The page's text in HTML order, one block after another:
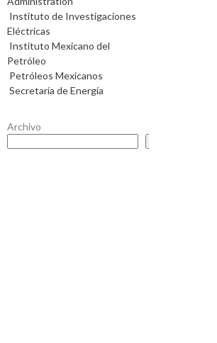
Instituto de Investigaciones
Eléctricas
Instituto Mexicano del
Petróleo
Petróleos Mexicanos
Secretaría de Energía
Archivo